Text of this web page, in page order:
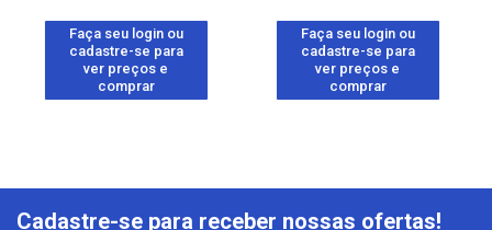
Faça seu login ou
cadastre-se para
ver preços e
comprar
Faça seu login ou
cadastre-se para
ver preços e
comprar
Cadastre-se para receber nossas ofertas!